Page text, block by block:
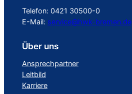
Telefon: 0421 30500-0
E-Mail: service@hwk-bremen.de
Über uns
Ansprechpartner
Leitbild
Karriere